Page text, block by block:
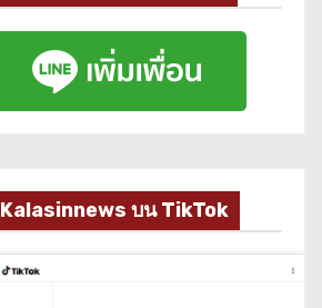
Kalasinnews บน TikTok